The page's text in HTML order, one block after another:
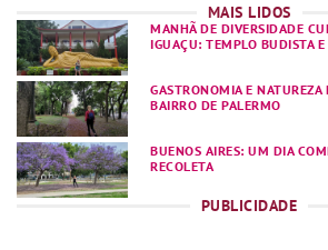
MAIS LIDOS
MANHÃ DE DIVERSIDADE
IGUAÇU: TEMPLO BUDISTA
GASTRONOMIA E NATUREZA
BAIRRO DE PALERMO
BUENOS AIRES: UM DIA
RECOLETA
PUBLICIDADE